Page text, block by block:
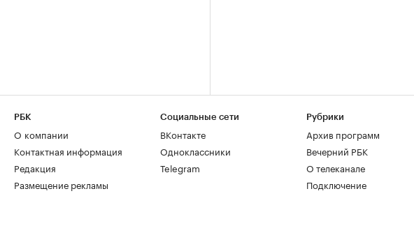
РБК
О компании
Контактная информация
Редакция
Размещение рекламы
Социальные сети
ВКонтакте
Одноклассники
Telegram
Рубрики
Архив программ
Вечерний РБК
О телеканале
Подключение